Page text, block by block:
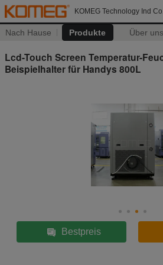
KOMEG Technology Ind
Nach Hause Produkte Über uns
Lcd-Touch Screen Temperatur-
Beispielhalter für Handys 800L
Bestpreis